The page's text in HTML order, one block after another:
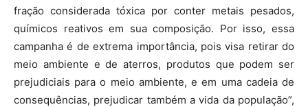
fração considerada tóxica por conter metais pesados,
químicos reativos em sua composição. Por isso, essa
campanha é de extrema importância, pois visa retirar do
meio ambiente e de aterros, produtos que podem ser
prejudiciais para o meio ambiente, e em uma cadeia de
consequências, prejudicar também a vida da população”,